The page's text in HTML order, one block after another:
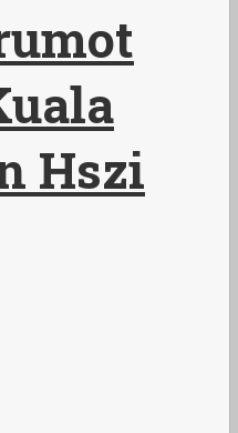
Hszi